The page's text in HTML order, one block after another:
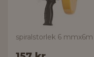
spiralstorlek 6 mmx6m